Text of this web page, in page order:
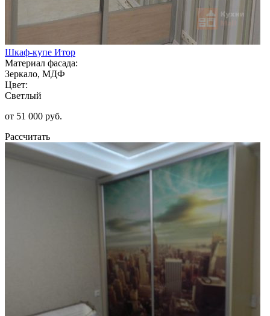
Шкаф-купе Итор
Материал фасада:
Зеркало, МДФ
Цвет:
Светлый
от 51 000 руб.
Рассчитать